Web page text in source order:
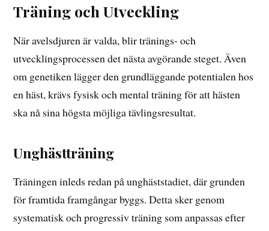
Träning och Utveckling
När avelsdjuren är valda, blir tränings- och
utvecklingsprocessen det nästa avgörande steget. Även
om genetiken lägger den grundläggande potentialen hos
en häst, krävs fysisk och mental träning för att hästen
ska nå sina högsta möjliga tävlingsresultat.
Unghästträning
Träningen inleds redan på unghäststadiet, där grunden
för framtida framgångar byggs. Detta sker genom
systematisk och progressiv träning som anpassas efter